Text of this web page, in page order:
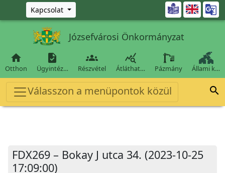
Ugrás a fő tartalomra
Kapcsolat 
Józsefvárosi Önkormányzat

Otthon

Ügyintéz…

Részvétel

Átláthat… Pázmány Állami k…
Válasszon a menüpontok közül 
FDX269 – Bokay J utca 34. (2023-10-25
17:09:00)